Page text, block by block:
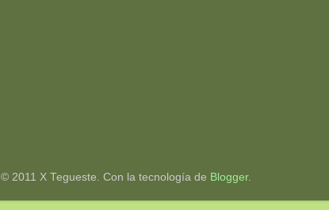
© 2011 X Tegueste. Con la tecnología de Blogger.